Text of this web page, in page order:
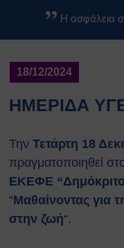
Η ασφάλεια
18/12/2024
ΗΜΕΡΙΔΑ
ΤηνΤετάρτη 18
πραγματοποιηθεί
ΕΚΕΦΕ
“Μαθαίνοντας για
στην ζωή“.